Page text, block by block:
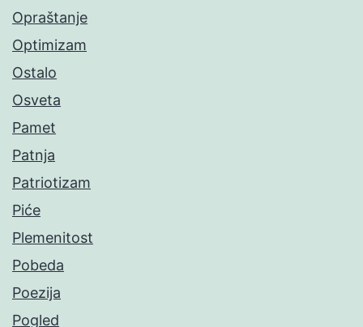
Opraštanje
Optimizam
Ostalo
Osveta
Pamet
Patnja
Patriotizam
Piće
Plemenitost
Pobeda
Poezija
Pogled